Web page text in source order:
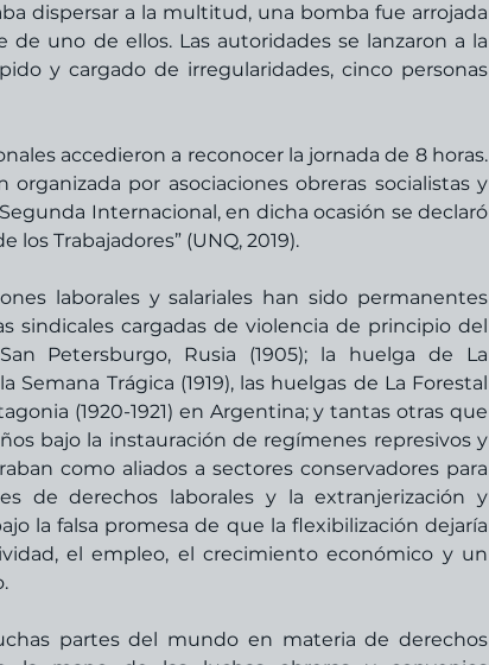
dispersar a la multitud, una bomba fue arrojada
uno de ellos. Las autoridades se lanzaron a la
y cargado de irregularidades, cinco personas
accedieron a reconocer la jornada de 8 horas.
por asociaciones obreras socialistas y
Internacional, en dicha ocasión se declaró
los Trabajadores” (UNQ, 2019).
laborales y salariales han sido permanentes
sindicales cargadas de violencia de principio del
Petersburgo, Rusia (1905); la huelga de La
Semana Trágica (1919), las huelgas de La Forestal
(1920-1921) en Argentina; y tantas otras que
bajo la instauración de regímenes represivos y
como aliados a sectores conservadores para
de derechos laborales y la extranjerización y
la falsa promesa de que la flexibilización dejaría
el empleo, el crecimiento económico y un
partes del mundo en materia de derechos